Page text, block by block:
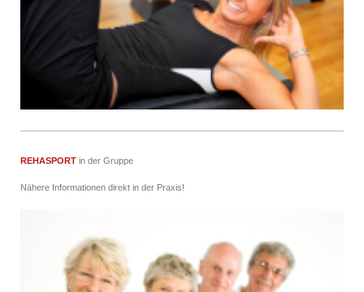
REHASPORT in der Gruppe
Nähere Informationen direkt in der Praxis!